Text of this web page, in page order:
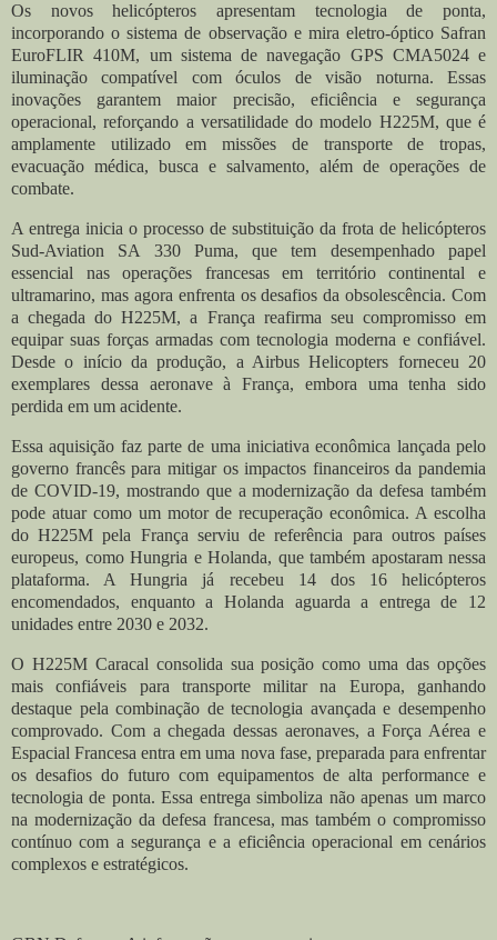
Os novos helicópteros apresentam tecnologia de ponta,
incorporando o sistema de observação e mira eletro-óptico Safran
EuroFLIR 410M, um sistema de navegação GPS CMA5024 e
iluminação compatível com óculos de visão noturna. Essas
inovações garantem maior precisão, eficiência e segurança
operacional, reforçando a versatilidade do modelo H225M, que é
amplamente utilizado em missões de transporte de tropas,
evacuação médica, busca e salvamento, além de operações de
combate.
A entrega inicia o processo de substituição da frota de helicópteros
Sud-Aviation SA 330 Puma, que tem desempenhado papel
essencial nas operações francesas em território continental e
ultramarino, mas agora enfrenta os desafios da obsolescência. Com
a chegada do H225M, a França reafirma seu compromisso em
equipar suas forças armadas com tecnologia moderna e confiável.
Desde o início da produção, a Airbus Helicopters forneceu 20
exemplares dessa aeronave à França, embora uma tenha sido
perdida em um acidente.
Essa aquisição faz parte de uma iniciativa econômica lançada pelo
governo francês para mitigar os impactos financeiros da pandemia
de COVID-19, mostrando que a modernização da defesa também
pode atuar como um motor de recuperação econômica. A escolha
do H225M pela França serviu de referência para outros países
europeus, como Hungria e Holanda, que também apostaram nessa
plataforma. A Hungria já recebeu 14 dos 16 helicópteros
encomendados, enquanto a Holanda aguarda a entrega de 12
unidades entre 2030 e 2032.
O H225M Caracal consolida sua posição como uma das opções
mais confiáveis para transporte militar na Europa, ganhando
destaque pela combinação de tecnologia avançada e desempenho
comprovado. Com a chegada dessas aeronaves, a Força Aérea e
Espacial Francesa entra em uma nova fase, preparada para enfrentar
os desafios do futuro com equipamentos de alta performance e
tecnologia de ponta. Essa entrega simboliza não apenas um marco
na modernização da defesa francesa, mas também o compromisso
contínuo com a segurança e a eficiência operacional em cenários
complexos e estratégicos.